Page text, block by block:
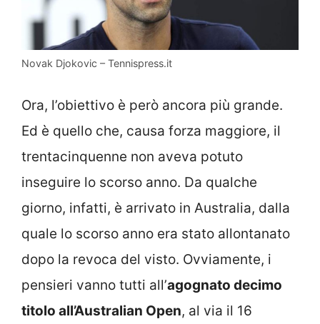
Novak Djokovic – Tennispress.it
Ora, l’obiettivo è però ancora più grande.
Ed è quello che, causa forza maggiore, il
trentacinquenne non aveva potuto
inseguire lo scorso anno. Da qualche
giorno, infatti, è arrivato in Australia, dalla
quale lo scorso anno era stato allontanato
dopo la revoca del visto. Ovviamente, i
pensieri vanno tutti all’agognato decimo
titolo all’Australian Open, al via il 16